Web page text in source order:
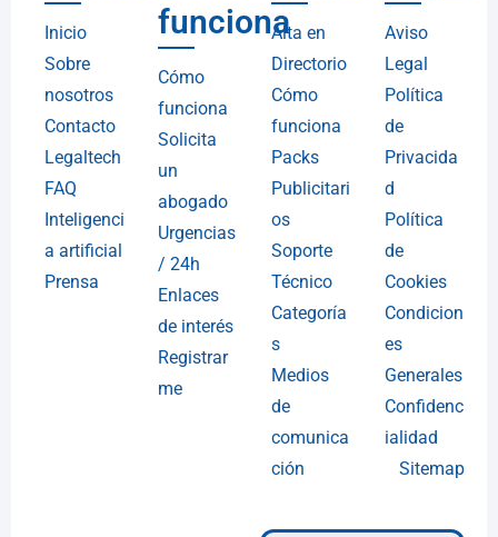
Inicio
Sobre
nosotros
Contacto
Legaltech
FAQ
Inteligenci
a artificial
Prensa
funciona
Cómo
funciona
Solicita
un
abogado
Urgencias
/ 24h
Enlaces
de interés
Registrar
me
Alta en
Directorio
Cómo
funciona
Packs
Publicitari
os
Soporte
Técnico
Categoría
s
Medios
de
comunica
ción
Aviso
Legal
Política
de
Privacida
d
Política
de
Cookies
Condicion
es
Generales
Confidenc
ialidad
Sitemap